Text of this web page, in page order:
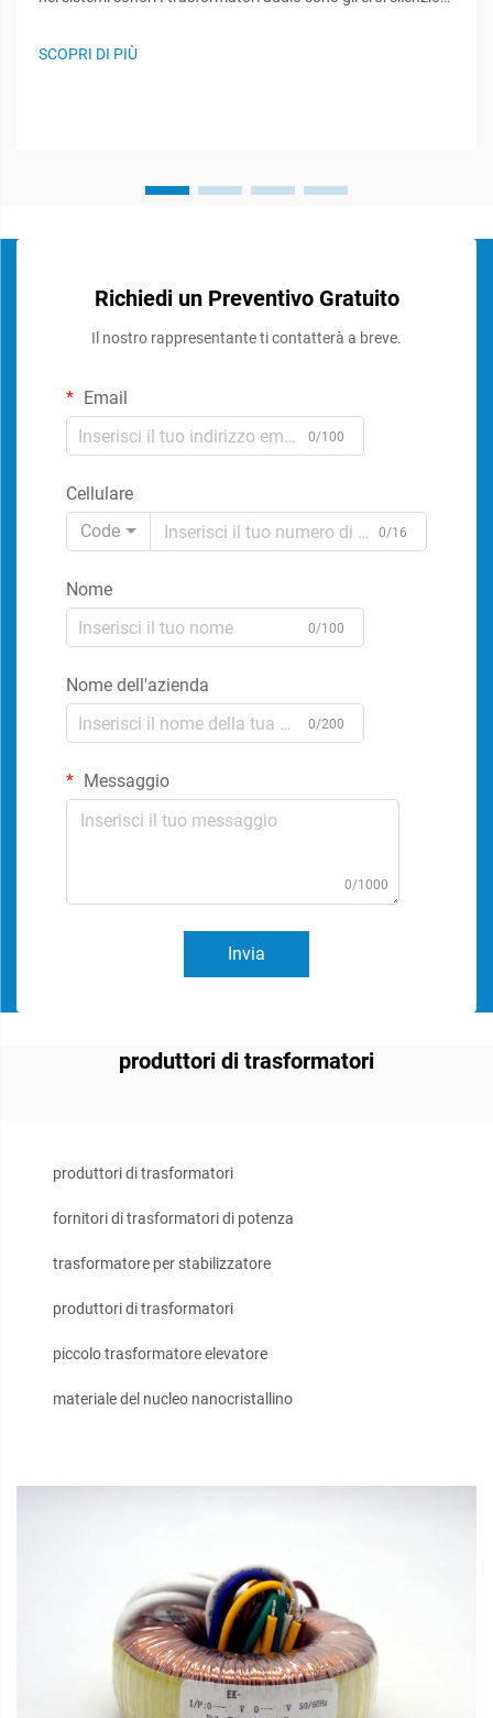
mantenimento dell'integrità del segnale e nell'assicurare
prestazioni audio ottimali. Questi componenti specializzati...
SCOPRI DI PIÙ
Richiedi un Preventivo Gratuito
Il nostro rappresentante ti contatterà a breve.
Email
0/100
Cellulare
Code
0/16
Nome
0/100
Nome dell'azienda
0/200
Messaggio
0/1000
Invia
produttori di trasformatori
produttori di trasformatori
fornitori di trasformatori di potenza
trasformatore per stabilizzatore
produttori di trasformatori
piccolo trasformatore elevatore
materiale del nucleo nanocristallino